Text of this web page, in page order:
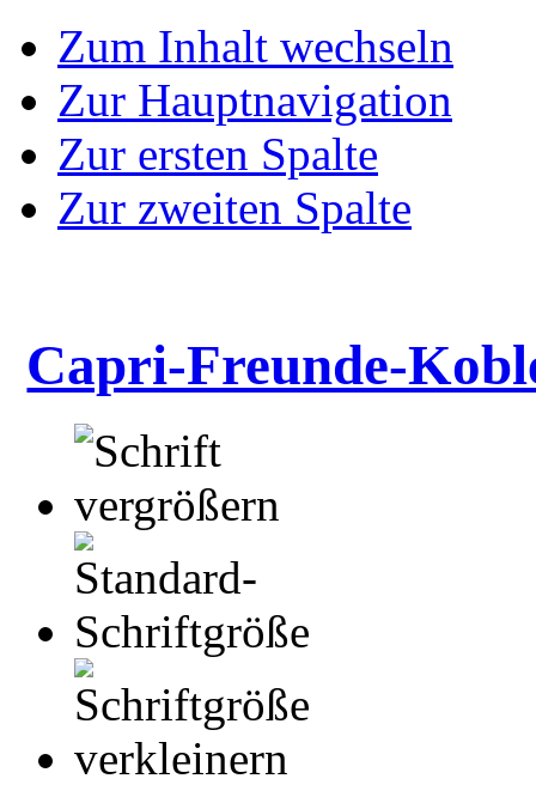
Zum Inhalt wechseln
Zur Hauptnavigation
Zur ersten Spalte
Zur zweiten Spalte
Capri-Freunde-